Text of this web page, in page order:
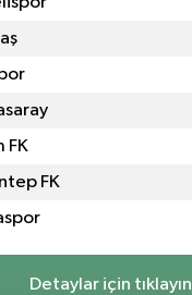
FK
FK
Detaylar için tıklayın